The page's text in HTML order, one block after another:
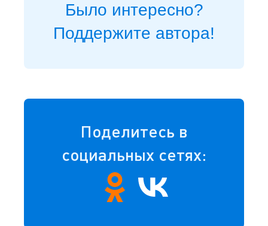
Было интересно?
Поддержите автора!
Поделитесь в
социальных сетях: